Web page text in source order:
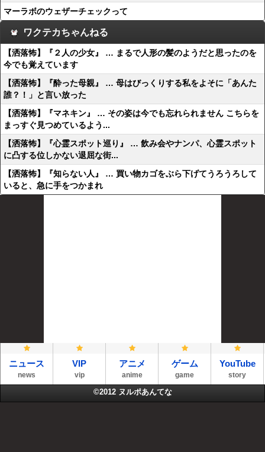
マーラボのウェザーチェックって
ワクテカちゃんねる
【洒落怖】『２人の少女』 … まるで人形の髪のようだと思ったのを
今でも覚えています
【洒落怖】『酔った母親』 … 母はびっくりする私をよそに「あんた
誰？！」と言い放った
【洒落怖】『マネキン』 … その姿は今でも忘れられません こちらを
まっすぐ見つめているよう...
【洒落怖】『心霊スポット巡り』 … 飲み会やナンパ、心霊スポット
に凸する位しかない退屈な街...
【洒落怖】『知らない人』 … 買い物カゴをぶら下げてうろうろして
いると、急に手をつかまれ
ニュース
news
VIP
vip
アニメ
anime
ゲーム
game
YouTube
story
©2012 ヌルポあんてな